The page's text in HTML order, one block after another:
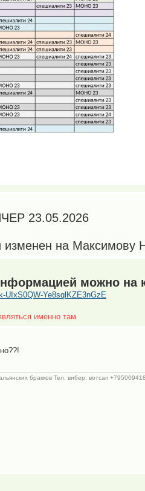
23.05.2026
изменен на Максимову
можно на
UIxS0QW-Ye8sqlKZE3nGzE
именно там
бракков Тел. вибер, вотсап